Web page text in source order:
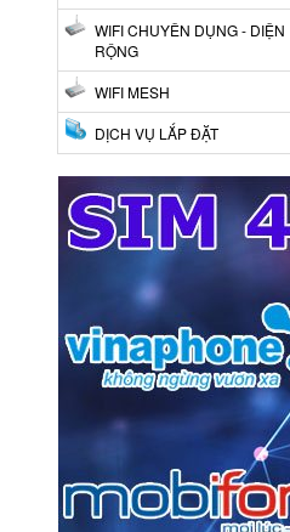
WIFI CHUYÊN DỤNG - DIỆN
RỘNG
WIFI MESH
DỊCH VỤ LẮP ĐẶT